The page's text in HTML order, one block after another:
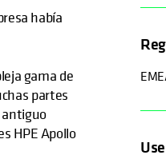
había
gama de
partes
antiguo
HPE Apollo